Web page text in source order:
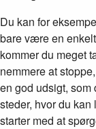
Du kan for
bare være en
kommer du meget
nemmere at
en god udsigt,
steder, hvor du
starter med at